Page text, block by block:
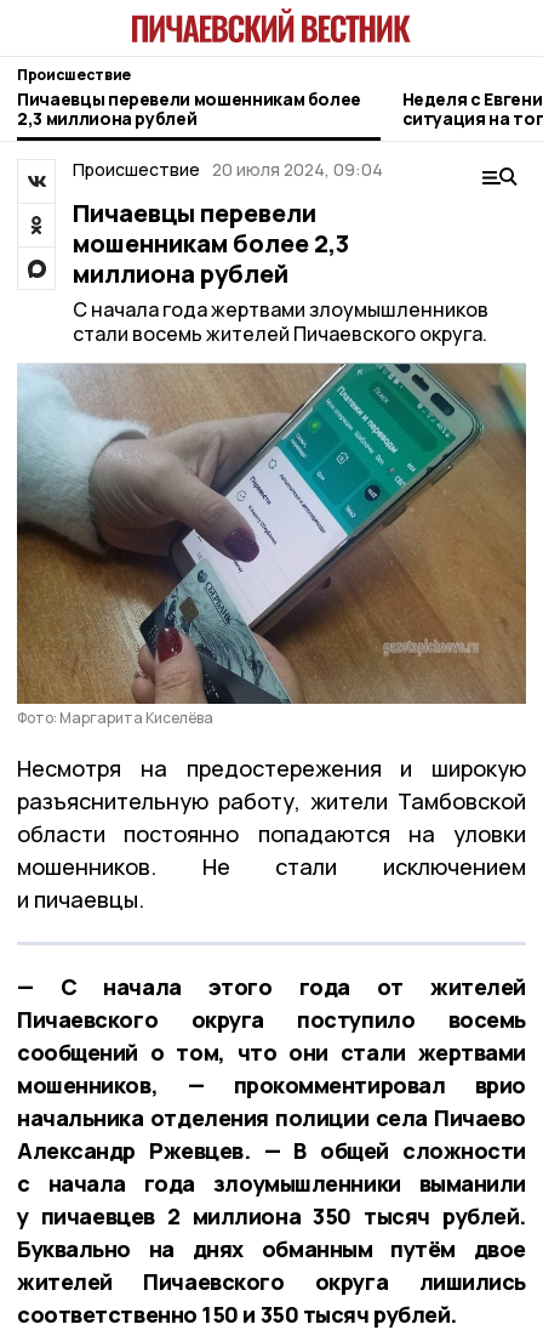
Происшествие
Пичаевцы перевели мошенникам более
2,3 миллиона рублей
Неделя с
ситуация на
городе и
Происшествие 20 июля 2024, 09:04
Пичаевцы перевели
мошенникам более 2,3
миллиона рублей
С начала года жертвами злоумышленников
стали восемь жителей Пичаевского округа.
Фото: Маргарита Киселёва
Несмотря на предостережения и широкую
разъяснительную работу, жители Тамбовской
области постоянно попадаются на уловки
мошенников. Не стали исключением
и пичаевцы.
— С начала этого года от жителей
Пичаевского округа поступило восемь
сообщений о том, что они стали жертвами
мошенников, — прокомментировал врио
начальника отделения полиции села Пичаево
Александр Ржевцев. — В общей сложности
с начала года злоумышленники выманили
у пичаевцев 2 миллиона 350 тысяч рублей.
Буквально на днях обманным путём двое
жителей Пичаевского округа лишились
соответственно 150 и 350 тысяч рублей.